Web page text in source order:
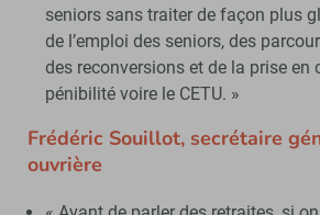
seniors sans traiter de façon plus
de l’emploi des seniors, des
des reconversions et de la prise en
pénibilité voire le CETU. »
Frédéric Souillot, secrétaire
ouvrière